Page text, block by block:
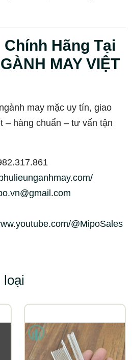
Hãng Tại
MAY VIỆT
may mặc uy tín, giao
– hàng chuẩn – tư vấn tận
@MipoSales
loại